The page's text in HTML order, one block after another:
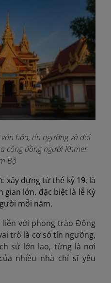
hóa, tín ngưỡng và đời
cộng đồng người Khmer
Bộ
xây dựng từ thế kỷ 19, là
gian lớn, đặc biệt là lễ Kỳ
mỗi năm.
liền với phong trào Đông
trò là cơ sở tín ngưỡng,
sử lớn lao, từng là nơi
nhiều nhà chí sĩ yêu